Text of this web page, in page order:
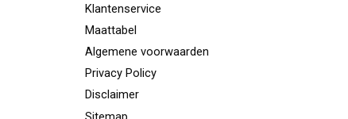
Klantenservice
Maattabel
Algemene voorwaarden
Privacy Policy
Disclaimer